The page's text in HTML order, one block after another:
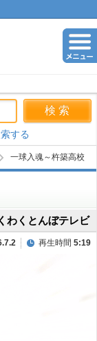
する
一球入魂～杵築高校
わくとんぼテレビ
再生時間 5:19